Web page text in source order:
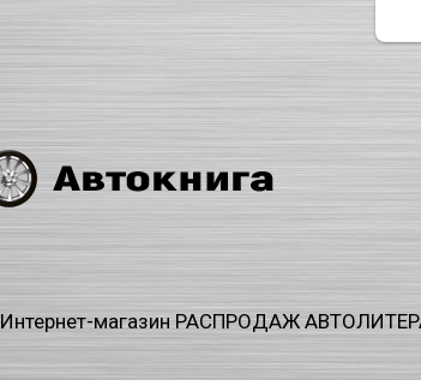
Интернет-магазин РАСПРОДАЖ